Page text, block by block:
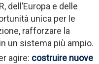
dell’Europa e delle
unica per le
rafforzare la
un sistema più ampio.
agire: costruire nuove